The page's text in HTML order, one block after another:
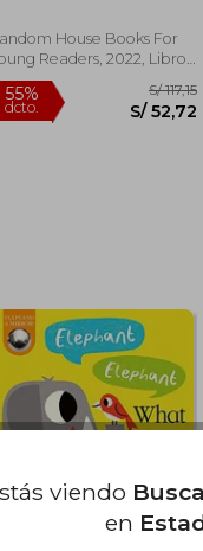
House Books For
Readers, 2022, Libro
Cartón, Nuevo
55%
dcto.
viendo
en